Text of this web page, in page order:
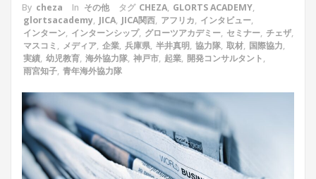
By cheza In その他 タグ CHEZA, GLORTS ACADEMY,
glortsacademy, JICA, JICA関西, アフリカ, インタビュー,
インターン, インターンシップ, グローツアカデミー, セミナー, チェザ,
マスコミ , メディア, 企業, 兵庫県, 半井真明, 協力隊, 取材, 国際協力,
実績, 幼児教育, 海外協力隊, 神戸市, 起業, 開発コンサルタント,
雨宮知子, 青年海外協力隊